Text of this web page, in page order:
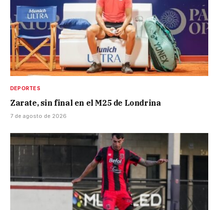
DEPORTES
Zarate, sin final en el M25 de Londrina
7 de agosto de 2026